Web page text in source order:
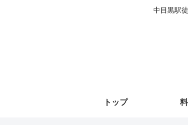
中目黒駅
トップ